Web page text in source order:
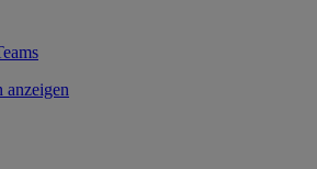
anzeigen